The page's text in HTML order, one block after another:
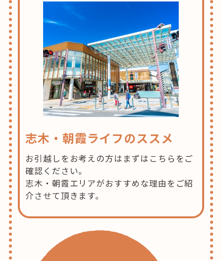
志木・朝霞ライフのススメ
お引越しをお考えの方はまずはこちらをご
確認ください。
志木・朝霞エリアがおすすめな理由をご紹
介させて頂きます。